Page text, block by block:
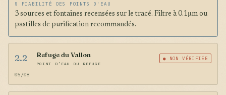
§ FIABILITÉ DES POINTS D'EAU
3 sources et fontaines recensées sur le tracé. Filtre à 0.1μm ou
pastilles de purification recommandés.
2.2 Refuge du Vallon
POINT D'EAU DU REFUGE
● NON VÉRIFIÉE
05/08